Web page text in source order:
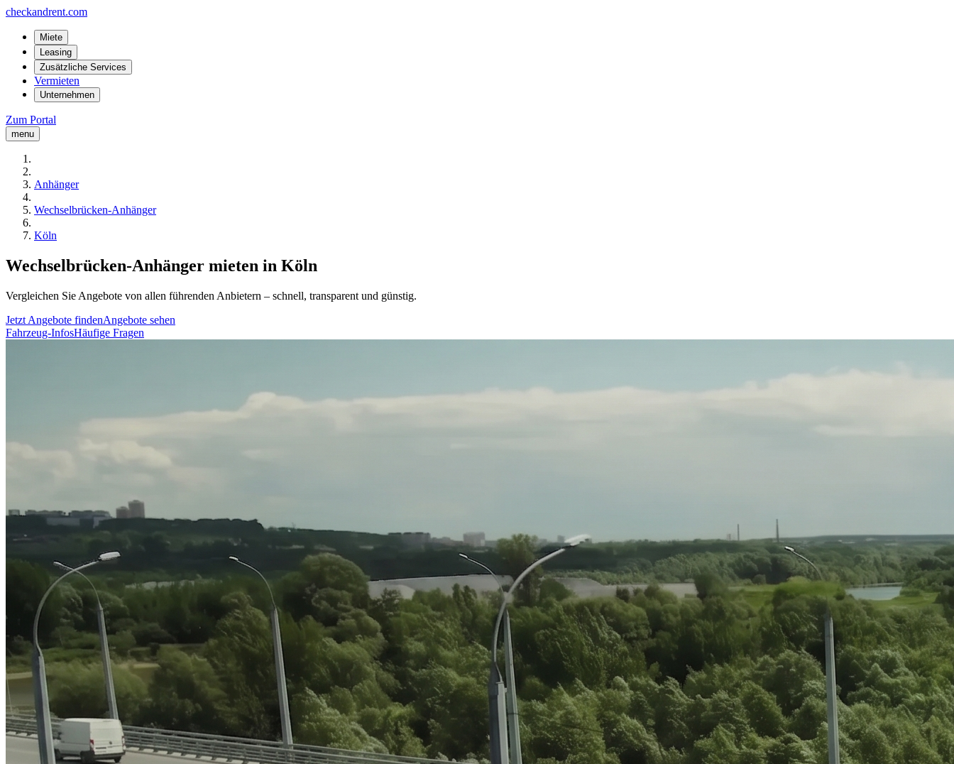
checkandrent.com
Miete
Leasing
Zusätzliche Services
Vermieten
Unternehmen
Zum Portal
menu
Anhänger
Wechselbrücken-Anhänger
Köln
Wechselbrücken-Anhänger mieten in Köln
Vergleichen Sie Angebote von allen führenden Anbietern – schnell, transparent und günstig.
Jetzt Angebote findenAngebote sehen
Fahrzeug-InfosHäufige Fragen